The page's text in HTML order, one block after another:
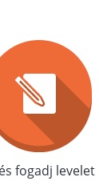
fogadj levelet